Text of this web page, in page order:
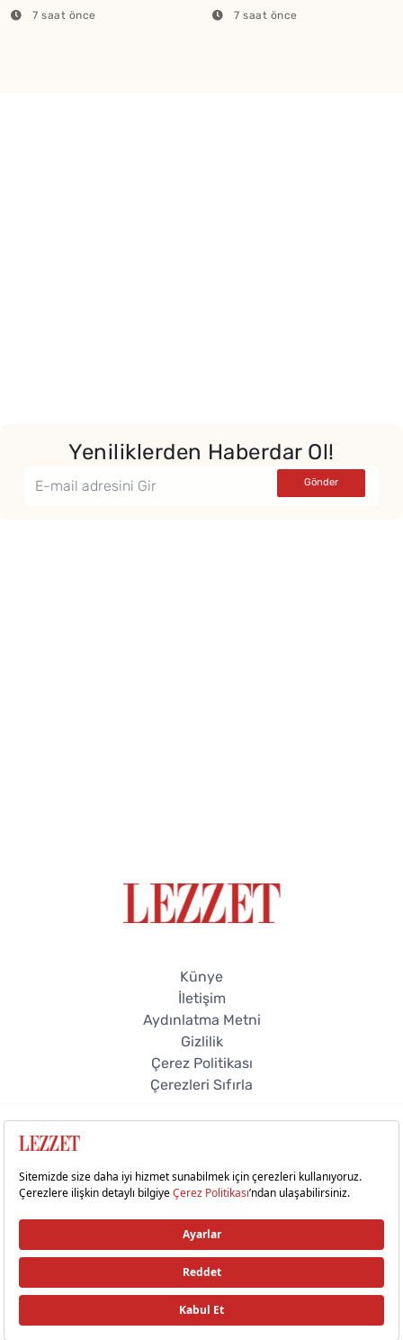
Noktaları
7 saat önce
Yolları
7 saat önce
Yeniliklerden Haberdar Ol!
Künye
İletişim
Aydınlatma Metni
Gizlilik
Çerez Politikası
Çerezleri Sıfırla
© 2026 Lezzet Online. Tüm hakları saklıdır.